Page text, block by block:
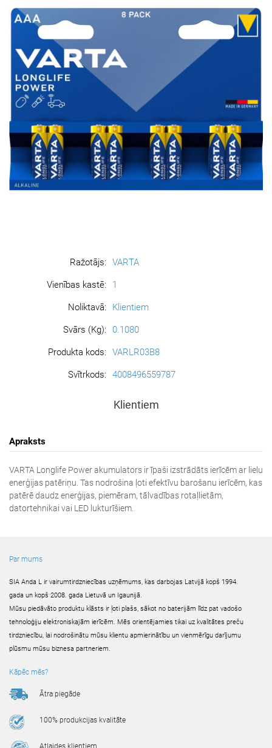
Ražotājs: VARTA
Vienības kastē: 1
Noliktavā: Klientiem
Svārs (Kg): 0.1080
Produkta kods: VARLR03B8
Svītrkods: 4008496559787
Klientiem
Apraksts
VARTA Longlife Power akumulators ir īpaši izstrādāts ierīcēm ar lielu
enerģijas patēriņu. Tas nodrošina ļoti efektīvu barošanu ierīcēm, kas
patērē daudz enerģijas, piemēram, tālvadības rotaļlietām,
datortehnikai vai LED lukturīšiem.
Par mums
SIA Anda L ir vairumtirdzniecības uzņēmums, kas darbojas Latvijā kopš 1994.
gada un kopš 2008. gada Lietuvā un Igaunijā.
Mūsu piedāvāto produktu klāsts ir ļoti plašs, sākot no baterijām līdz pat vadošo
tehnoloģiju elektroniskajām ierīcēm. Mēs orientējamies tikai uz kvalitātes preču
tirdzniecību, lai nodrošinātu mūsu klientu apmierinātību un vienmērīgu darījumu
plūsmu mūsu biznesa partneriem.
Kāpēc mēs?
Ātra piegāde
100% produkcijas kvalitāte
Atlaides klientiem